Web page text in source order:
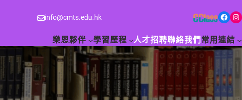
info@cmts.edu.hk Facebook Instagram
樂恩夥伴 學習歷程 人才招聘聯絡我們 常用連結